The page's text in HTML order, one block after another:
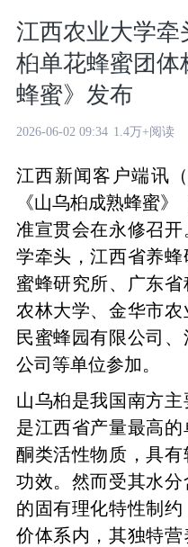
江西农业大学牵
桕单花蜂蜜团体
蜂蜜》发布
2026-06-02 09:34 1.4万+阅读
江西新闻客户端讯（
《山乌桕成熟蜂蜜
准宣贯会在永修召
学牵头，江西省养
蜜蜂研究所、广东
农林大学、金华市
民蜜蜂园有限公司
公司等单位参加。
山乌桕是我国南方
是江西省产量最高
酮类活性物质，具
功效。然而受其水
的固有理化特性制
价体系内，其独特